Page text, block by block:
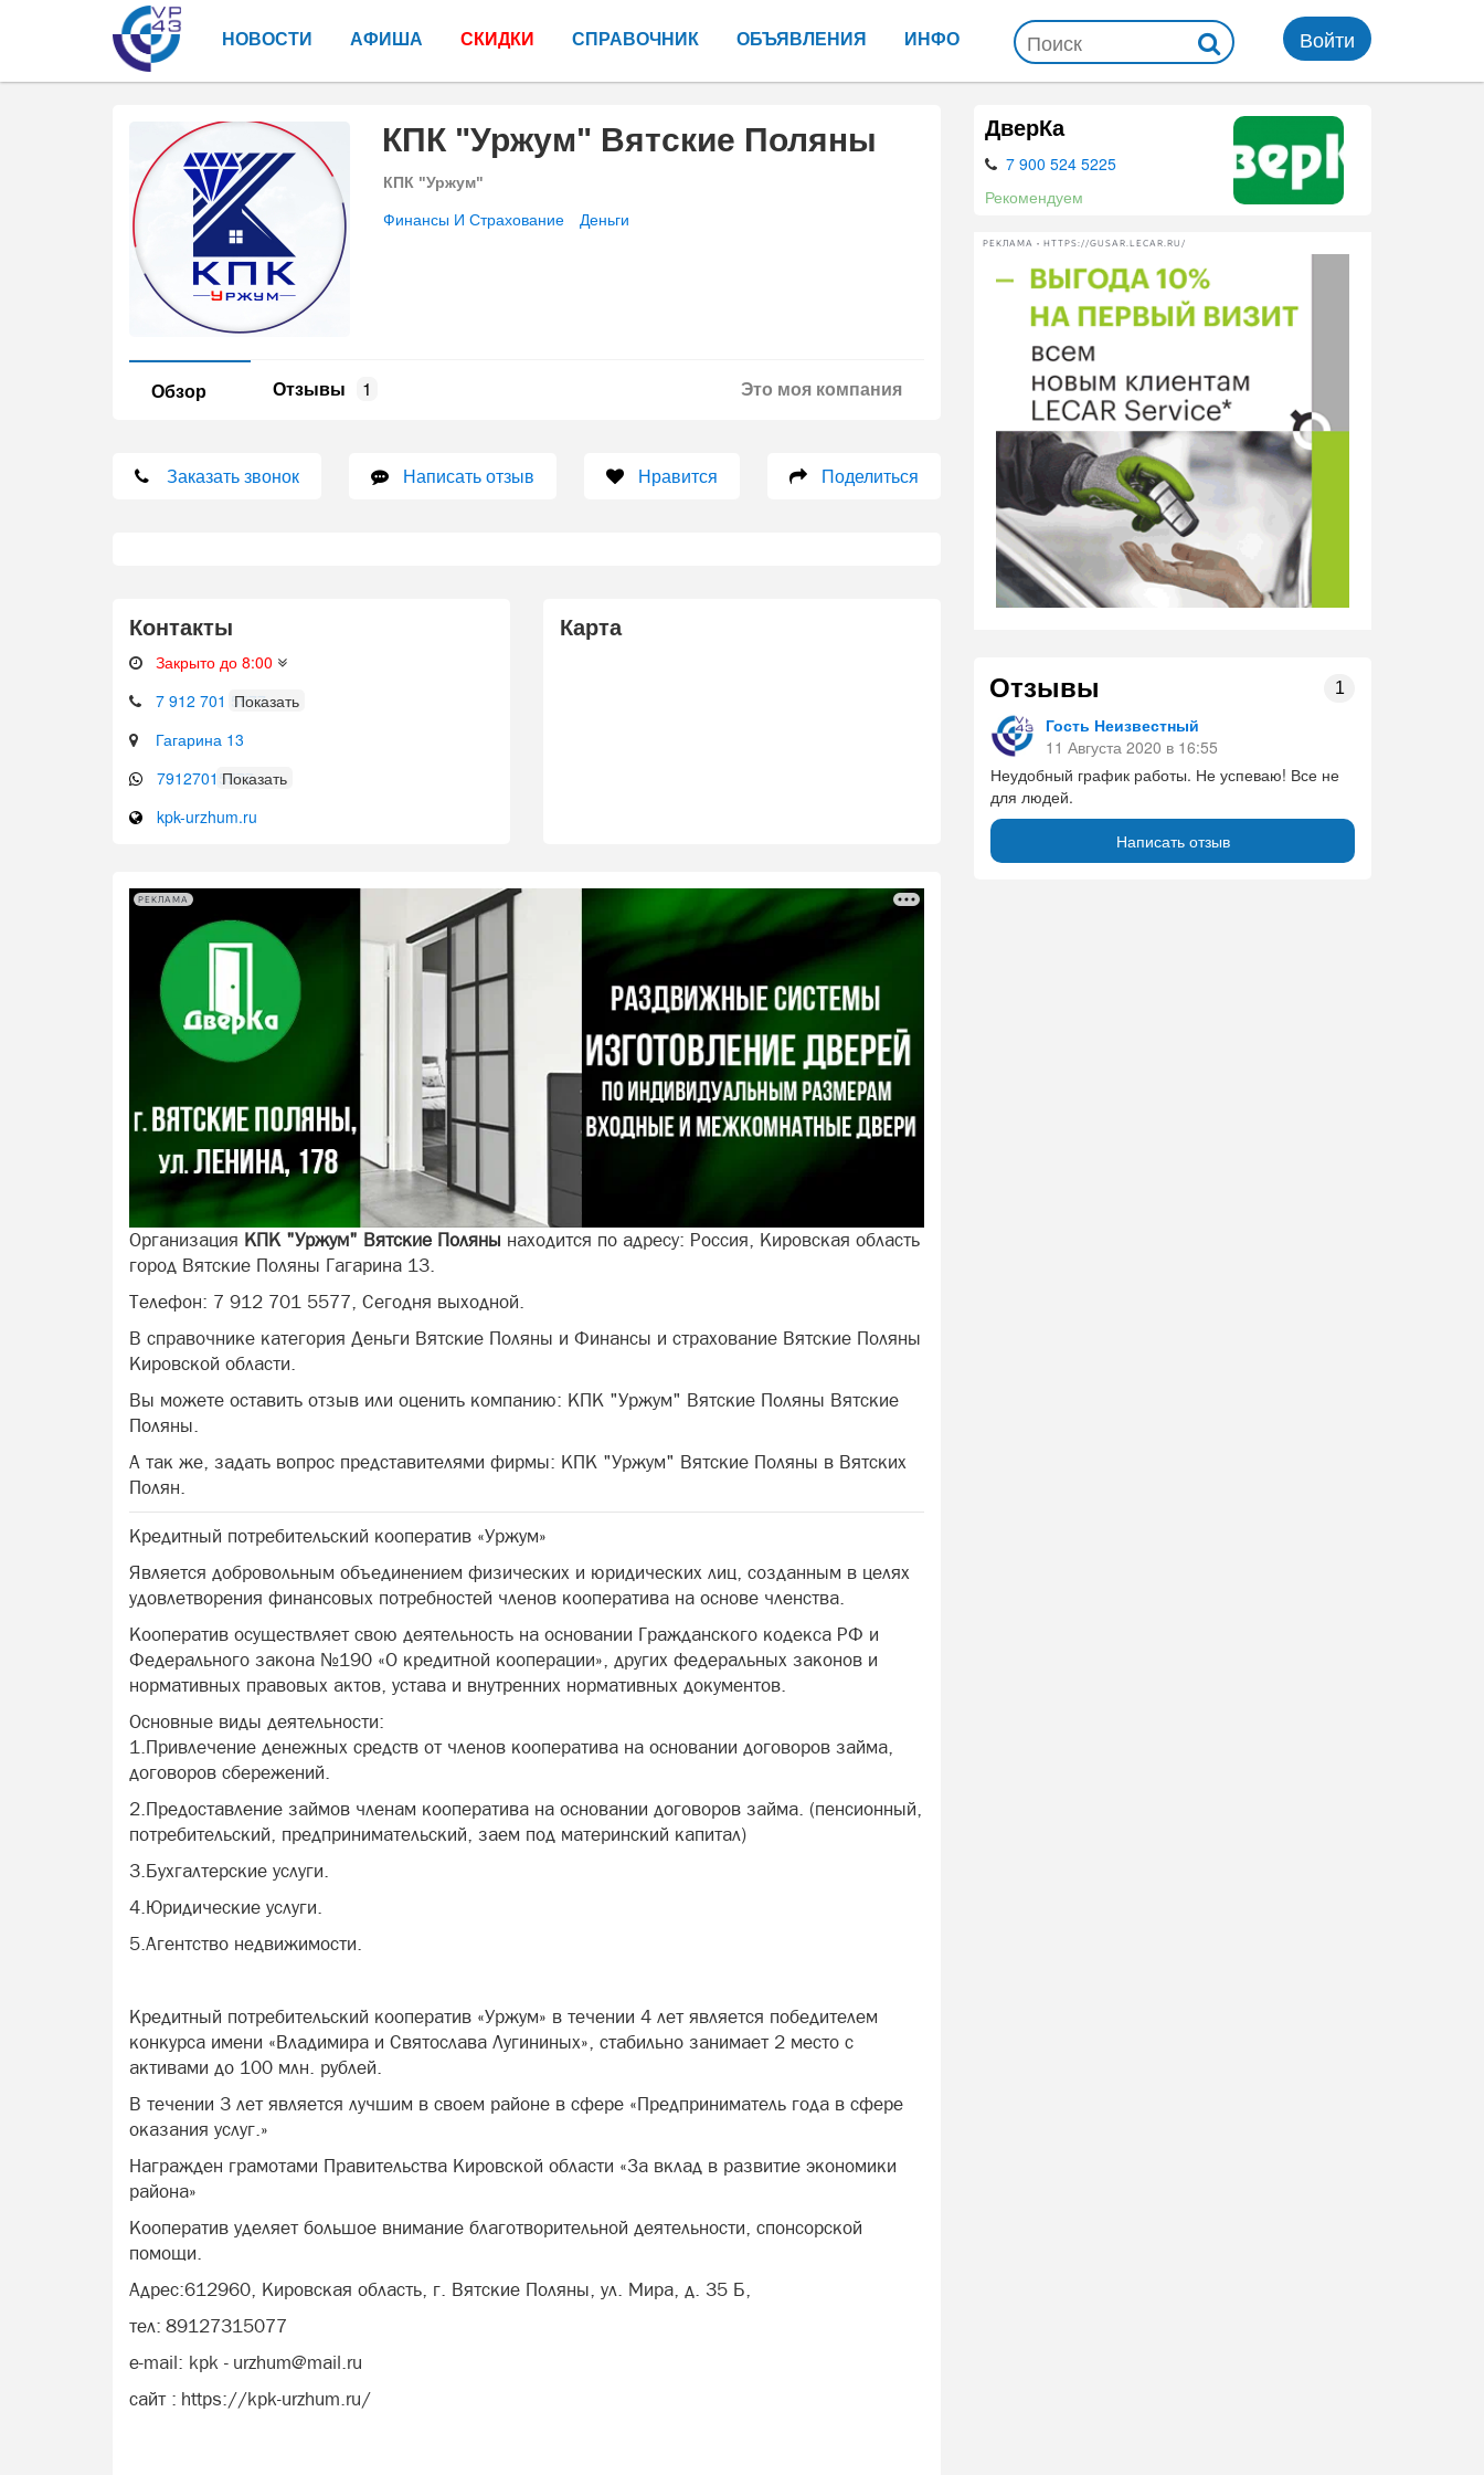
НОВОСТИ АФИША СКИДКИ СПРАВОЧНИК ОБЪЯВЛЕНИЯ ИНФО Войти
КПК "Уржум" Вятские Поляны
КПК "Уржум"
Финансы И Страхование Деньги
Это моя компания
Обзор Отзывы 1
Заказать звонок Написать отзыв Нравится Поделиться
Контакты
Закрыто до 8:00
7 912 701 5577
Гагарина 13
79127015577
kpk-urzhum.ru
Карта
РЕКЛАМА
Организация КПК "Уржум" Вятские Поляны находится по адресу: Россия, Кировская область
город Вятские Поляны Гагарина 13.
Телефон: 7 912 701 5577, Сегодня выходной.
В справочнике категория Деньги Вятские Поляны и Финансы и страхование Вятские Поляны
Кировской области.
Вы можете оставить отзыв или оценить компанию: КПК "Уржум" Вятские Поляны Вятские
Поляны.
А так же, задать вопрос представителями фирмы: КПК "Уржум" Вятские Поляны в Вятских
Полян.
Кредитный потребительский кооператив «Уржум»
Является добровольным объединением физических и юридических лиц, созданным в целях
удовлетворения финансовых потребностей членов кооператива на основе членства.
Кооператив осуществляет свою деятельность на основании Гражданского кодекса РФ и
Федерального закона №190 «О кредитной кооперации», других федеральных законов и
нормативных правовых актов, устава и внутренних нормативных документов.
Основные виды деятельности:
1.Привлечение денежных средств от членов кооператива на основании договоров займа,
договоров сбережений.
2.Предоставление займов членам кооператива на основании договоров займа. (пенсионный,
потребительский, предпринимательский, заем под материнский капитал)
3.Бухгалтерские услуги.
4.Юридические услуги.
5.Агентство недвижимости.
Кредитный потребительский кооператив «Уржум» в течении 4 лет является победителем
конкурса имени «Владимира и Святослава Лугининых», стабильно занимает 2 место с
активами до 100 млн. рублей.
В течении 3 лет является лучшим в своем районе в сфере «Предприниматель года в сфере
оказания услуг.»
Награжден грамотами Правительства Кировской области «За вклад в развитие экономики
района»
Кооператив уделяет большое внимание благотворительной деятельности, спонсорской
помощи.
Адрес:612960, Кировская область, г. Вятские Поляны, ул. Мира, д. 35 Б,
тел: 89127315077
e-mail: kpk - urzhum@mail.ru
сайт : https://kpk-urzhum.ru/
ДверКа
7 900 524 5225
Рекомендуем
РЕКЛАМА • HTTPS://GUSAR.LECAR.RU/
Отзывы 1
Гость Неизвестный
11 Августа 2020 в 16:55
Неудобный график работы. Не успеваю! Все не
для людей.
Написать отзыв